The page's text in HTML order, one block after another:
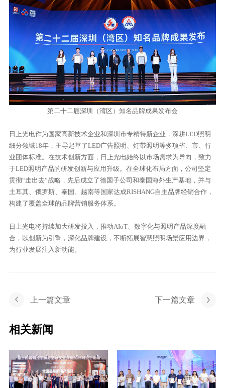
第二十二届深圳（湾区）知名品牌成果发布会
日上光电作为国家高新技术企业和深圳市专精特新企业，深耕LED照明
细分领域18年，主导起草了LED广告照明、灯带照明等多项省、市、行
业团体标准。在技术创新方面，日上光电始终以市场需求为导向，致力
于LED照明产品的研发创新与应用升级。在全球化布局方面，公司坚定
贯彻“走出去”战略，先后成立了德国子公司和泰国海外生产基地，并与
土耳其、俄罗斯、泰国、越南等国家达成RISHANG自主品牌经销合作，
构建了覆盖全球的品牌营销服务体系。
日上光电将持续加大研发投入，推动AIoT、数字化与照明产品深度融
合，以创新为引擎，深化品牌建设，不断拓展智慧照明场景应用边界，
为行业发展注入新动能。
上一篇文章 下一篇文章
相关新闻